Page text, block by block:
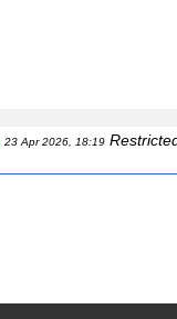
23 Apr 2026, 18:19